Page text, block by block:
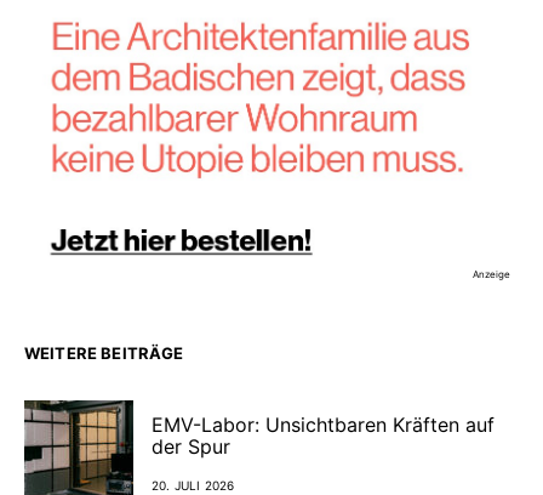
Anzeige
WEITERE BEITRÄGE
EMV-Labor: Unsichtbaren Kräften auf
der Spur
20. JULI 2026